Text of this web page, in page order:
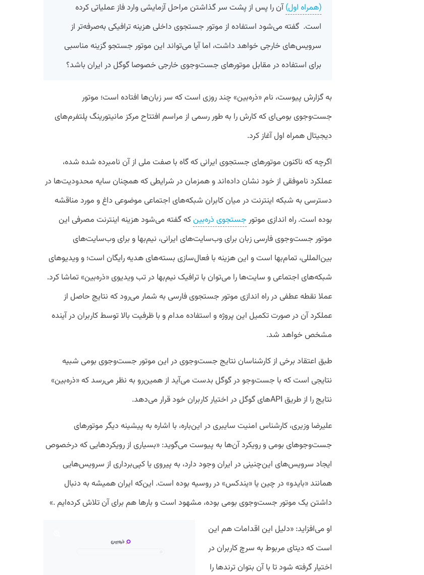
(همراه اول)آن را پس از پشت سر گذاشتن مراحل آزمایشی وارد فاز عملیاتی کرده
است. گفته می‌شود استفاده از موتور جستجوی داخلی هزینه ترافیکی به‌صرفه‌تر از
سرویس‌های خارجی خواهد داشت، اما آیا می‌تواند این موتور جستجو گزینه مناسبی
برای استفاده در مقابل موتورهای جست‌وجوی خارجی خصوصا گوگل در ایران باشد؟
به گزارش پیوست، نام «ذره‌بین» چند روزی ا‌ست که سر زبان‌ها افتاده است؛ موتور
جست‌وجوی بومی‌ای که کارش را به طور رسمی از مراسم افتتاح مرکز مانیتورینگ پلتفرم‌های
دیجیتال همراه اول آغاز کرد.
اگرچه که ناکنون موتورهای جستجوی ایرانی که گاه با صفت ملی از آن نامبرده شده شده،
عملکرد ناموفقی از خود نشان داده‌اند و همزمان در شرایطی که همچنان سایه محدودیت‌ها در
دسترسی به شبکه اینترنت در میان کابران شبکه‌های اجتماعی موضوعی داغ و مورد مناقشه
بوده است. راه اندازی موتور جستجوی ذره‌بینکه گفته می‌شود هزینه اینترنت مصرفی این
موتور جست‌وجوی فارسی زبان برای وب‌سایت‌های ایرانی، نیم‌بها و برای وب‌سایت‌های
بین‌المللی، تمام‌بها است و این هزینه با فعال‌سازی بسته‌های هدیه رایگان است؛ و ویدیوهای
شبکه‏‌های اجتماعی و سایت‌ها را می‌توان با ترافیک نیم‌بها در تب ویدیوی «ذره‌‌بین» تماشا کرد.
عملا نقطه عطفی در راه اندازی موتور جستجوی فارسی به شمار می‌رود که نتایج حاصل از
عملکرد آن در صورت تکمیل این پروژه و استفاده مدام و با ظرفیت بالا توسط کاربران در آینده
مشخص خواهد شد.
طبق اعتقاد برخی از کارشناسان نتایج جست‌وجوی در این موتور جست‌وجوی بومی شبیه
نتایجی ا‌ست که با جست‌وجو در گوگل بدست می‌آید از همین‌رو به نظر می‌رسد که «ذره‌بین»
نتایج را از طریق APIهای گوگل در اختیار کاربران خود قرار می‌دهد.
علیرضا وزیری، کارشناس امنیت سایبری در این‌باره، با اشاره به پیشینه دیگر موتورهای
جست‌وجوهای بومی و رویکرد آن‌ها به پیوست می‌گوید: «بسیاری از رویکردهایی که درخصوص
ایجاد سرویس‌های این‌چنینی در ایران وجود دارد، به پیروی یا کپی‌برداری از سرویس‌هایی
همانند «بایدو» در چین یا «یندکس» در روسیه بوده است. این‌که ایران همیشه به دنبال
داشتن یک موتور جست‌وجوی بومی بوده، مشهود است و بارها هم برای آن تلاش کرده‌ایم .»
او می‌افزاید: «دلیل این اقدامات هم این
است که دیتای مربوط به سرچ کاربران در
اختیار گرفته شود تا با آن بتوان ترندها را